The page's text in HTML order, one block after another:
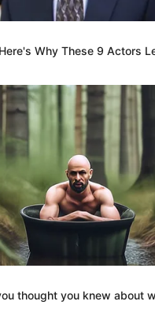
sobre la movilidad, evitar
y permitir que el
sin interrupciones para
utilizan estas rutas.
y permanecerá
lasobras de
las intervenciones y se
Why These 9 Actors
thought you knew about